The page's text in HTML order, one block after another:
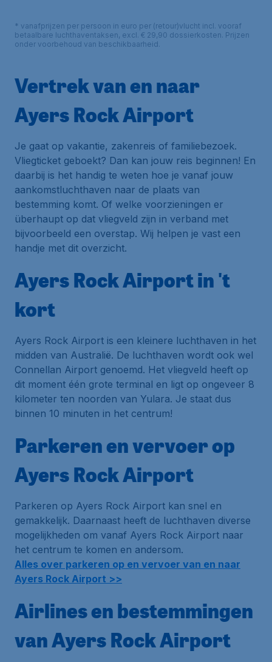
* vanafprijzen per persoon in euro per (retour)vlucht incl. vooraf
betaalbare luchthaventaksen, excl. € 29,90 dossierkosten. Prijzen
onder voorbehoud van beschikbaarheid.
Vertrek van en naar
Ayers Rock Airport
Je gaat op vakantie, zakenreis of familiebezoek.
Vliegticket geboekt? Dan kan jouw reis beginnen! En
daarbij is het handig te weten hoe je vanaf jouw
aankomstluchthaven naar de plaats van
bestemming komt. Of welke voorzieningen er
überhaupt op dat vliegveld zijn in verband met
bijvoorbeeld een overstap. Wij helpen je vast een
handje met dit overzicht.
Ayers Rock Airport in 't
kort
Ayers Rock Airport is een kleinere luchthaven in het
midden van Australië. De luchthaven wordt ook wel
Connellan Airport genoemd. Het vliegveld heeft op
dit moment één grote terminal en ligt op ongeveer 8
kilometer ten noorden van Yulara. Je staat dus
binnen 10 minuten in het centrum!
Parkeren en vervoer op
Ayers Rock Airport
Parkeren op Ayers Rock Airport kan snel en
gemakkelijk. Daarnaast heeft de luchthaven diverse
mogelijkheden om vanaf Ayers Rock Airport naar
het centrum te komen en andersom.
Alles over parkeren op en vervoer van en naar
Ayers Rock Airport >>
Airlines en bestemmingen
van Ayers Rock Airport